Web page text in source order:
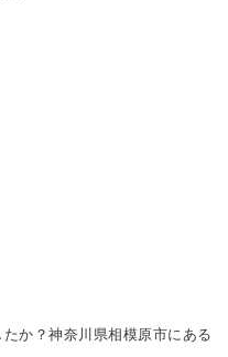
か？神奈川県相模原市にある